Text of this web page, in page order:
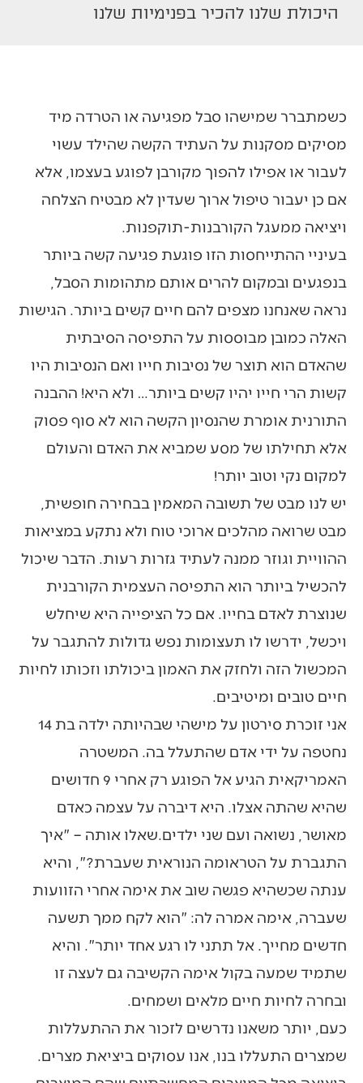
היכולת שלנו להכיר בפנימיות שלנו
כשמתברר שמישהו סבל מפגיעה או הטרדה מיד
מסיקים מסקנות על העתיד הקשה שהילד עשוי
לעבור או אפילו להפוך מקורבן לפוגע בעצמו, אלא
אם כן יעבור טיפול ארוך שעדין לא מבטיח הצלחה
ויציאה ממעגל הקורבנות-תוקפנות.
בעיניי ההתייחסות הזו פוגעת פגיעה קשה ביותר
בנפגעים ובמקום להרים אותם מתהומות הסבל,
נראה שאנחנו מצפים להם חיים קשים ביותר. הגישות
האלה כמובן מבוססות על התפיסה הסיבתית
שהאדם הוא תוצר של נסיבות חייו ואם הנסיבות היו
קשות הרי חייו יהיו קשים ביותר… ולא היא! ההבנה
התורנית אומרת שהנסיון הקשה הוא לא סוף פסוק
אלא תחילתו של מסע שמביא את האדם והעולם
למקום נקי וטוב יותר!
יש לנו מבט של תשובה המאמין בבחירה חופשית,
מבט שרואה מהלכים ארוכי טוח ולא נתקע במציאות
ההוויית וגוזר ממנה לעתיד גזרות רעות. הדבר שיכול
להכשיל ביותר הוא התפיסה העצמית הקורבנית
שנוצרת לאדם בחייו. אם כל הציפייה היא שיחלש
ויכשל, ידרשו לו תעצומות נפש גדולות להתגבר על
המכשול הזה ולחזק את האמון ביכולתו וזכותו לחיות
חיים טובים ומיטיבים.
אני זוכרת סירטון על מישהי שבהיותה ילדה בת 14
נחטפה על ידי אדם שהתעלל בה. המשטרה
האמריקאית הגיע אל הפוגע רק אחרי 9 חדושים
שהיא שהתה אצלו. היא דיברה על עצמה כאדם
מאושר, נשואה ועם שני ילדים.שאלו אותה – "איך
התגברת על הטראומה הנוראית שעברת?", והיא
ענתה שכשהיא פגשה שוב את אימה אחרי הזוועות
שעברה, אימה אמרה לה: "הוא לקח ממך תשעה
חדשים מחייך. אל תתני לו רגע אחד יותר". והיא
שתמיד שמעה בקול אימה הקשיבה גם לעצה זו
ובחרה לחיות חיים מלאים ושמחים.
כעם, יותר משאנו נדרשים לזכור את ההתעללות
שמצרים התעללו בנו, אנו עסוקים ביציאת מצרים.